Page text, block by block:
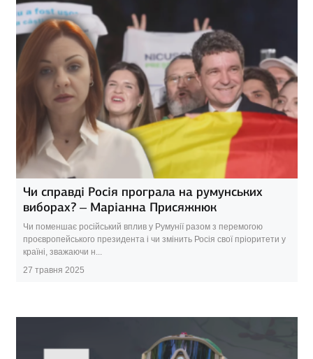
Чи справді Росія програла на румунських
виборах? – Маріанна Присяжнюк
Чи поменшає російський вплив у Румунії разом з перемогою
проєвропейського президента і чи змінить Росія свої пріоритети у
країні, зважаючи н...
27 травня 2025